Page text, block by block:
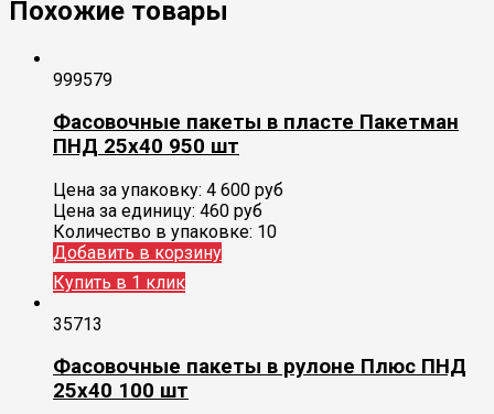
Похожие товары
999579
Фасовочные пакеты в пласте Пакетман
ПНД 25х40 950 шт
Цена за упаковку: 4 600 руб
Цена за единицу: 460 руб
Количество в упаковке: 10
Добавить в корзину
Купить в 1 клик
35713
Фасовочные пакеты в рулоне Плюс ПНД
25х40 100 шт